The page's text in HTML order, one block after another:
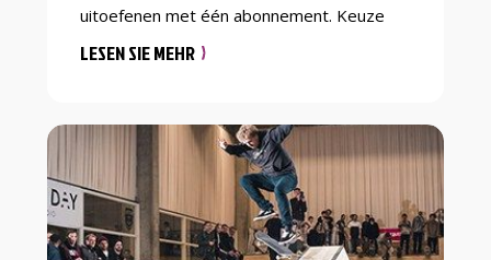
uitoefenen met één abonnement. Keuze
genoeg, we hebben o.a. CrossFit, fitness,
gym is met elkaar verbonden, waardoor je
echt de energie van alle activiteiten ervaart.
Zelfs onze chill out waar je lekker kunt […]
LESEN SIE MEHR